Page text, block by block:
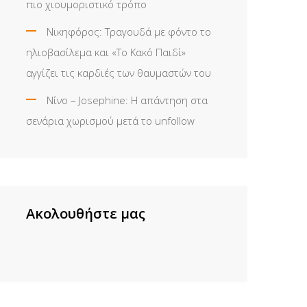
πιο χιουμοριστικό τρόπο
Νικηφόρος: Τραγουδά με φόντο το
ηλιοβασίλεμα και «Το Κακό Παιδί»
αγγίζει τις καρδιές των θαυμαστών του
Νίνο – Josephine: Η απάντηση στα
σενάρια χωρισμού μετά το unfollow
Ακολουθήστε μας